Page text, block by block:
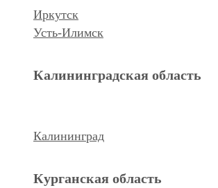
Иркутск
Усть-Илимск
Калининградская область
Калининград
Курганская область